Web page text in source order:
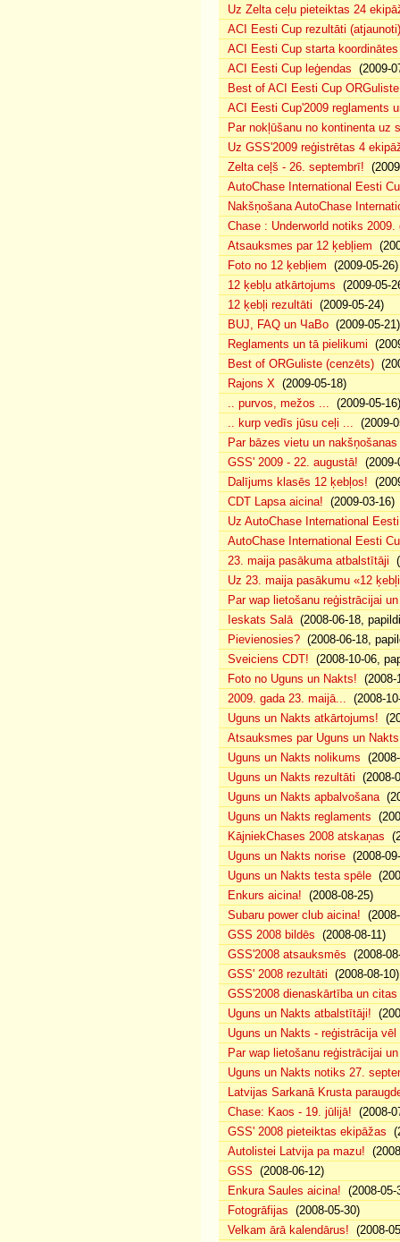
Uz Zelta ceļu pieteiktas 24
ACI Eesti Cup rezultāti (atjaunoti)
ACI Eesti Cup starta koordinātes
ACI Eesti Cup leģendas (2009-
Best of ACI Eesti Cup
ACI Eesti Cup'2009 reglaments
Par nokļūšanu no kontinenta uz
Uz GSS'2009 reģistrētas 4
Zelta ceļš - 26. septembrī!
AutoChase International Eesti
Nakšņošana AutoChase
Chase : Underworld notiks 2009.
Atsauksmes par 12 ķebļiem
Foto no 12 ķebļiem (2009-05-26)
12 ķebļu atkārtojums (2009-05-
12 ķebļi rezultāti (2009-05-24)
BUJ, FAQ un ЧаВо (2009-05-21)
Reglaments un tā pielikumi
Best of ORGuliste (cenzēts)
Rajons X (2009-05-18)
.. purvos, mežos ... (2009-05-16)
.. kurp vedīs jūsu ceļi ... (2009-
Par bāzes vietu un
GSS' 2009 - 22. augustā! (2009-
Dalījums klasēs 12 ķebļos!
CDT Lapsa aicina! (2009-03-16)
Uz AutoChase International
AutoChase International Eesti
23. maija pasākuma atbalstītāji
Uz 23. maija pasākumu «12
Par wap lietošanu reģistrācijai
Ieskats Salā(2008-06-18,
Pievienosies? (2008-06-18,
Sveiciens CDT! (2008-10-06,
Foto no Uguns un Nakts! (2008-
2009. gada 23. maijā... (2008-
Uguns un Nakts atkārtojums!
Atsauksmes par Uguns un Nakts
Uguns un Nakts nolikums
Uguns un Nakts rezultāti (2008-
Uguns un Nakts apbalvošana
Uguns un Nakts reglaments
KājniekChases 2008 atskaņas
Uguns un Nakts norise (2008-
Uguns un Nakts testa spēle
Enkurs aicina! (2008-08-25)
Subaru power club aicina!
GSS 2008 bildēs (2008-08-11)
GSS'2008 atsauksmēs (2008-
GSS' 2008 rezultāti (2008-08-10)
GSS'2008 dienaskārtība un
Uguns un Nakts atbalstītāji!
Uguns un Nakts - reģistrācija
Par wap lietošanu reģistrācijai
Uguns un Nakts notiks 27.
Latvijas Sarkanā Krusta
Chase: Kaos - 19. jūlijā! (2008-
GSS' 2008 pieteiktas ekipāžas
Autolistei Latvija pa mazu!
GSS (2008-06-12)
Enkura Saules aicina! (2008-05-
Fotogrāfijas (2008-05-30)
Velkam ārā kalendārus! (2008-